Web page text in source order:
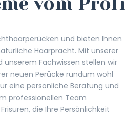
und bieten Ihnen
Haarpracht. Mit unserer
unserem Fachwissen stellen wir
neuen Perücke rundum wohl
eine persönliche Beratung und
professionellen Team
die Ihre Persönlichkeit